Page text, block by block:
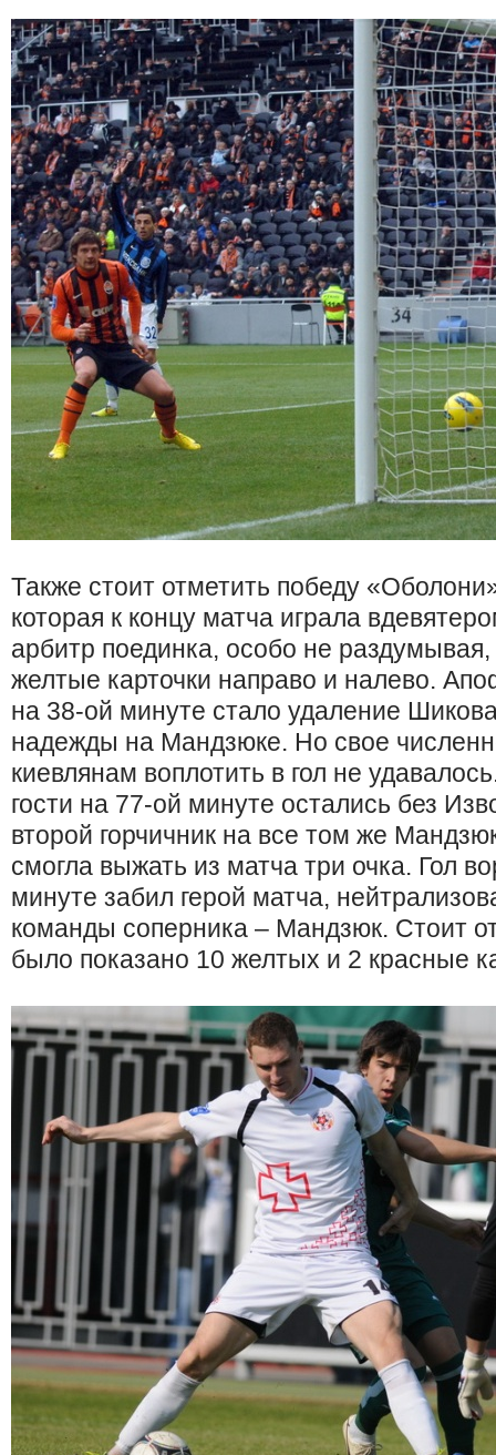
Также стоит отметить победу
которая к концу матча играла
арбитр поединка, особо не
желтые карточки направо и налево.
на 38-ой минуте стало удаление
надежды на Мандзюке. Но свое
киевлянам воплотить в гол не
гости на 77-ой минуте остались без
второй горчичник на все том же
смогла выжать из матча три очка. Гол
минуте забил герой матча,
команды соперника – Мандзюк. Стоит
было показано 10 желтых и 2 красные